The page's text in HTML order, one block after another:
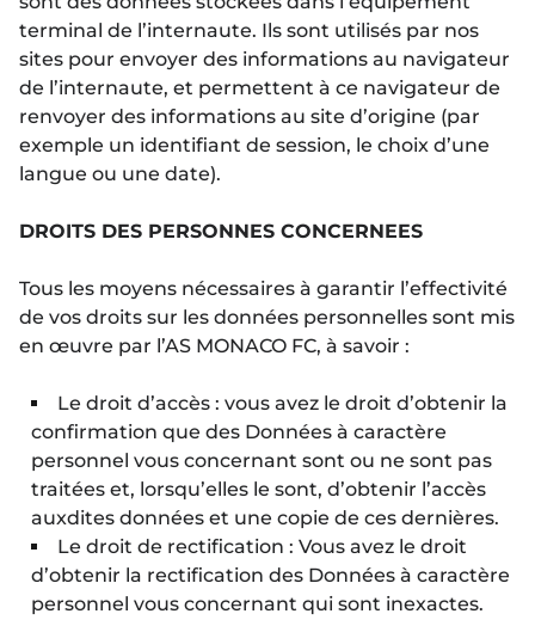
terminal de l’internaute. Ils sont utilisés par nos
sites pour envoyer des informations au navigateur
de l’internaute, et permettent à ce navigateur de
renvoyer des informations au site d’origine (par
exemple un identifiant de session, le choix d’une
langue ou une date).
DROITS DES PERSONNES CONCERNEES
Tous les moyens nécessaires à garantir l’effectivité
de vos droits sur les données personnelles sont mis
en œuvre par l’AS MONACO FC, à savoir :
Le droit d’accès : vous avez le droit d’obtenir la
confirmation que des Données à caractère
personnel vous concernant sont ou ne sont pas
traitées et, lorsqu’elles le sont, d’obtenir l’accès
auxdites données et une copie de ces dernières.
Le droit de rectification : Vous avez le droit
d’obtenir la rectification des Données à caractère
personnel vous concernant qui sont inexactes.